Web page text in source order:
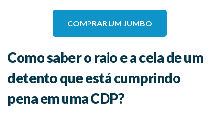
COMPRAR UM JUMBO
Como saber o raio e a cela de um
detento que está cumprindo
pena em uma CDP?